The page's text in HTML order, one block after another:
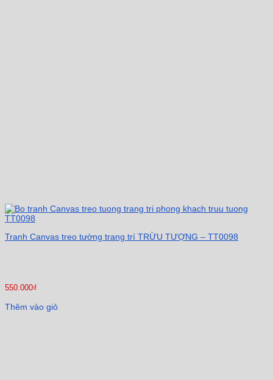
Tranh Canvas treo tường trang trí TRỪU TƯỢNG – TT0098
550.000₫
Thêm vào giỏ